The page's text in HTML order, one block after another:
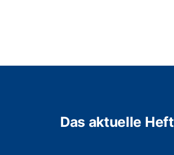
Das aktuelle Heft